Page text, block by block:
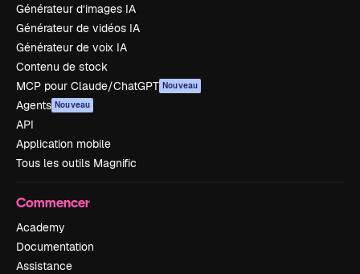
Générateur d’images IA
Générateur de vidéos IA
Générateur de voix IA
Contenu de stock
MCP pour Claude/ChatGPT Nouveau
Agents Nouveau
API
Application mobile
Tous les outils Magnific
Commencer
Academy
Documentation
Assistance